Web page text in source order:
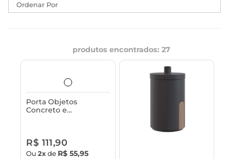
Ordenar Por
produtos encontrados: 27
Porta Objetos
Concreto e
Acabamento em
R$ 111,90
Ou2xde R$ 55,95